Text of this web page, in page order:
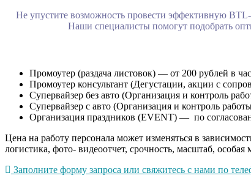
Не упустите возможность провести эффективную
Наши специалисты помогут подобрать
Промоутер (раздача листовок) — от 200 рублей в
Промоутер консультант (Дегустации, акции с
Супервайзер без авто (Организация и контроль
Супервайзер с авто (Организация и контроль
Организация праздников (EVENT) — по
Цена на работу персонала может изменяться в
логистика, фото- видеоотчет, срочность, масштаб, особая
Заполните форму запроса или свяжитесь с нами по